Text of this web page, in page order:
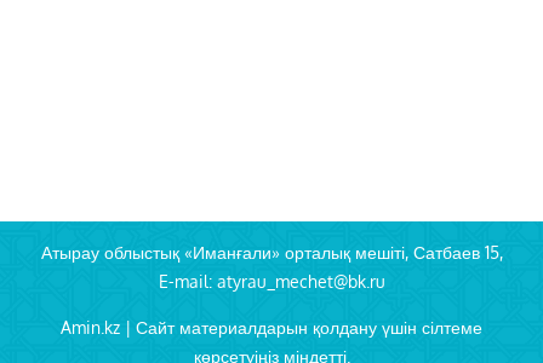
Атырау облыстық «Иманғали» орталық мешіті, Сатбаев 15,
E-mail: atyrau_mechet@bk.ru
Amin.kz | Сайт материалдарын қолдану үшін сілтеме
көрсетуіңіз міндетті.